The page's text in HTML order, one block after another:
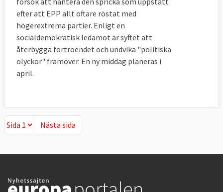
efter att EPP allt oftare röstat med
högerextrema partier. Enligt en
socialdemokratisk ledamot är syftet att
återbygga förtroendet och undvika "politiska
olyckor" framöver. En ny middag planeras i
april.
Nästa sida
Nästa sida